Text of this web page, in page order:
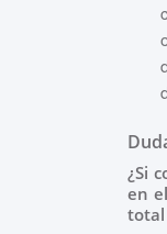
¿Si
en
total